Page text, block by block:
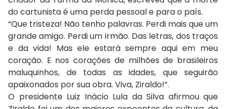
do cartunista é uma perda pessoal e para o país.
“Que tristeza! Não tenho palavras. Perdi mais que um
grande amigo. Perdi um irmão. Das letras, dos traços
e da vida! Mas ele estará sempre aqui em meu
coração. E nos corações de milhões de brasileiros
maluquinhos, de todas as idades, que seguirão
apaixonados por sua obra. Viva, Ziraldo!”.
O presidente Luiz Inácio Lula da Silva afirmou que